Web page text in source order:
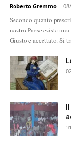
Roberto Gremmo -
Secondo quanto
nostro Paese esiste
Giusto e accettato. Si